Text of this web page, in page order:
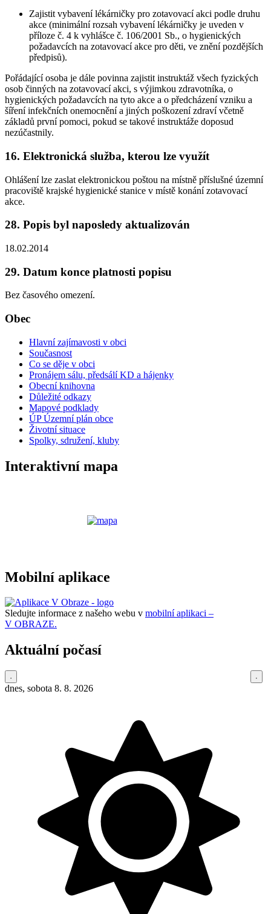
Zajistit vybavení lékárničky pro zotavovací akci podle druhu
akce (minimální rozsah vybavení lékárničky je uveden v
příloze č. 4 k vyhlášce č. 106/2001 Sb., o hygienických
požadavcích na zotavovací akce pro děti, ve znění pozdějších
předpisů).
Pořádající osoba je dále povinna zajistit instruktáž všech fyzických
osob činných na zotavovací akci, s výjimkou zdravotníka, o
hygienických požadavcích na tyto akce a o předcházení vzniku a
šíření infekčních onemocnění a jiných poškození zdraví včetně
základů první pomoci, pokud se takové instruktáže doposud
nezúčastnily.
16. Elektronická služba, kterou lze využít
Ohlášení lze zaslat elektronickou poštou na místně příslušné územní
pracoviště krajské hygienické stanice v místě konání zotavovací
akce.
28. Popis byl naposledy aktualizován
18.02.2014
29. Datum konce platnosti popisu
Bez časového omezení.
Obec
Hlavní zajímavosti v obci
Současnost
Co se děje v obci
Pronájem sálu, předsálí KD a hájenky
Obecní knihovna
Důležité odkazy
Mapové podklady
ÚP Územní plán obce
Životní situace
Spolky, sdružení, kluby
Interaktivní mapa
Mobilní aplikace
Sledujte informace z našeho webu v mobilní aplikaci –
V OBRAZE.
Aktuální počasí
dnes, sobota 8. 8. 2026